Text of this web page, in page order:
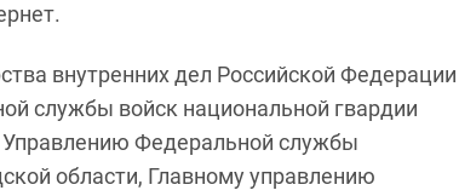
внутренних дел Российской Федерации
службы войск национальной гвардии
Управлению Федеральной службы
области, Главному управлению